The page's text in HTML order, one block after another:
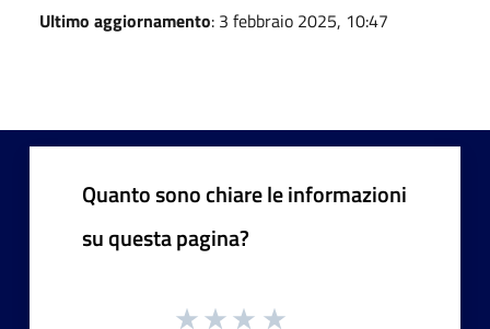
Ultimo aggiornamento: 3 febbraio 2025, 10:47
Quanto sono chiare le informazioni
su questa pagina?